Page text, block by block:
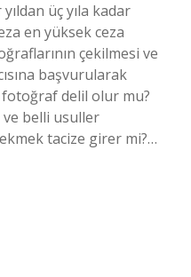
üç yıla kadar
en yüksek ceza
çekilmesi ve
başvurularak
delil olur mu?
ve belli usuller
tacize girer mi?…